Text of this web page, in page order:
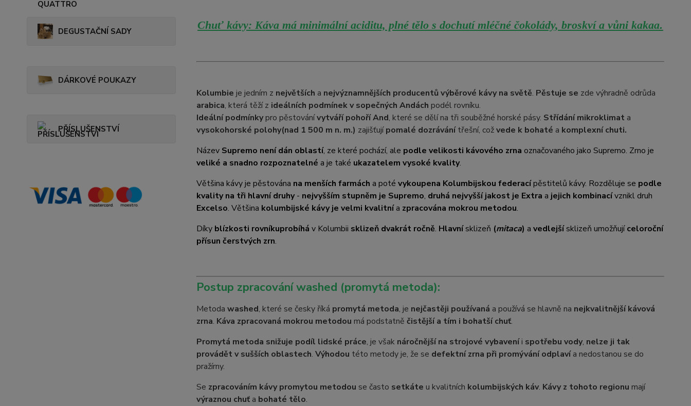
DEGUSTAČNÍ SADY
DÁRKOVÉ POUKAZY
PŘÍSLUŠENSTVÍ
Chuť kávy: Káva má minimální aciditu, plné tělo s dochutí mléčné čokolády, broskví a vůni kakaa.
Kolumbie je jedním z největších a nejvýznamnějších producentů výběrové kávy na světě. Pěstuje se zde výhradně odrůda
arabica, která těží z ideálních podmínek v sopečných Andách podél rovníku.
Ideální podmínkypro pěstovánívytváří pohoří And, které se dělí na tři souběžné horské pásy. Střídání mikroklimat a
vysokohorské polohy(nad 1 500 m n. m.) zajišťujípomalé dozrávánítřešní, cožvede k bohaté a komplexní chuti.
Název Supremo není dán oblastí, ze které pochází, ale podle velikosti kávového zrna označovaného jako Supremo. Zrno je
veliké a snadno rozpoznatelné a je také ukazatelem vysoké kvality.
Většina kávy je pěstována na menších farmách a poté vykoupena Kolumbijskou federacípěstitelů kávy. Rozděluje se podle
kvality na tři hlavní druhy- nejvyšším stupněm je Supremo, druhá nejvyšší jakost je Extra a jejich kombinacívznikl druh
Excelso. Většina kolumbijské kávy je velmi kvalitnía zpracována mokrou metodou.
Díky blízkosti rovníkuprobíhá v Kolumbii sklizeň dvakrát ročně. Hlavnísklizeň (mitaca) a vedlejšísklizeň umožňujíceloroční
přísun čerstvých zrn.
Postup zpracování washed (promytá metoda):
Metoda washed, které se česky říká promytá metoda, je nejčastěji používaná a používá se hlavně na nejkvalitnější kávová
zrna. Káva zpracovaná mokrou metodou má podstatně čistější a tím i bohatší chuť.
Promytá metoda snižuje podíl lidské práce, je však náročnější na strojové vybaveníi spotřebu vody, nelze ji tak
provádět v sušších oblastech. Výhodou této metody je, že se defektní zrna při promývání odplavía nedostanou se do
pražírny.
Se zpracováním kávy promytou metodou se často setkáte u kvalitních kolumbijských káv. Kávy z tohoto regionu mají
výraznou chuťa bohaté tělo.